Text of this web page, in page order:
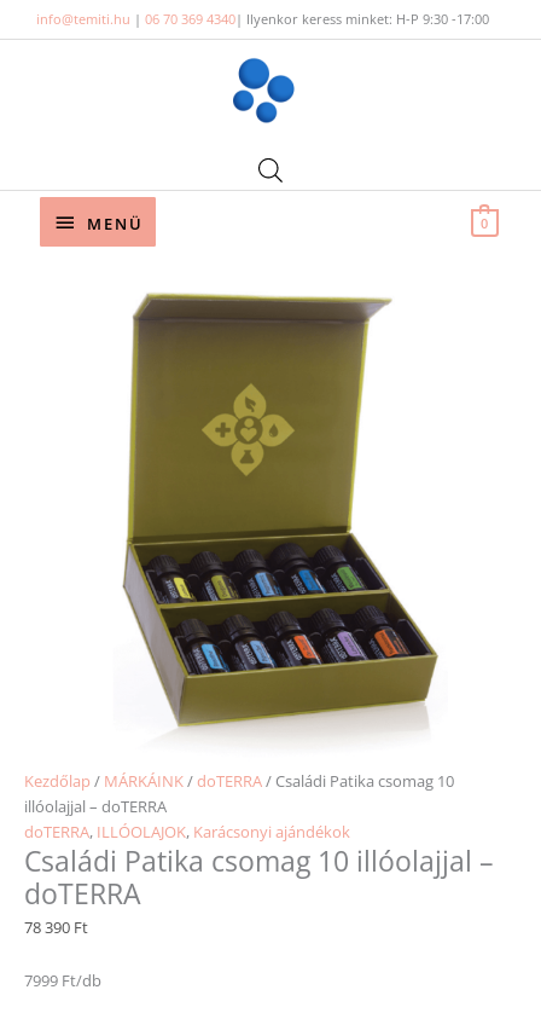
to
info@temiti.hu | 06 70 369 4340| Ilyenkor keress minket: H-P 9:30 -17:00
Below
MENÜ 0
Kezdőlap / MÁRKÁINK/doTERRA/ Családi Patika csomag 10
illóolajjal – doTERRA
doTERRA, ILLÓOLAJOK, Karácsonyi ajándékok
Családi Patika csomag 10 illóolajjal –
doTERRA
78 390 Ft
7999 Ft/db